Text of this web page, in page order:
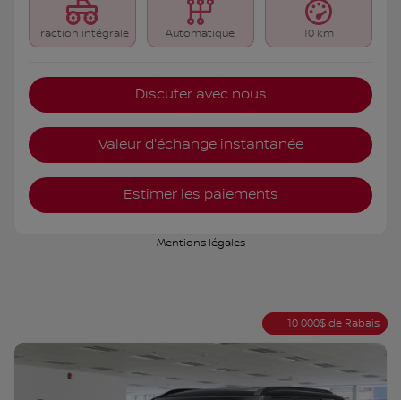
Traction intégrale Automatique 10 km
Discuter avec nous
Valeur d'échange instantanée
Estimer les paiements
Mentions légales
10 000$ de Rabais